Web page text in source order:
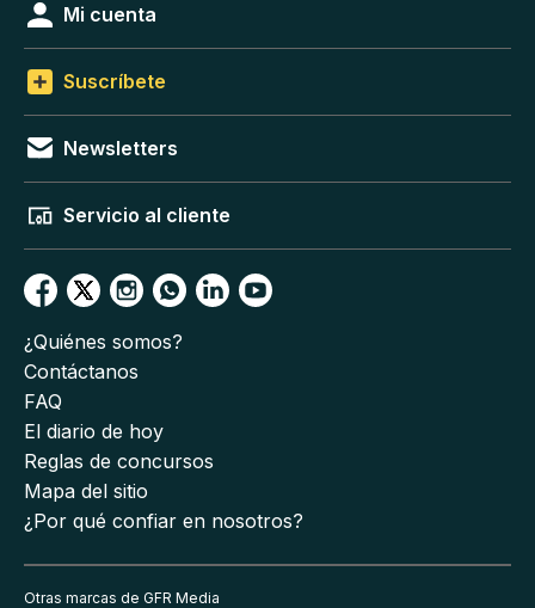
Mi cuenta
Suscríbete
Newsletters
Servicio al cliente
¿Quiénes somos?
Contáctanos
FAQ
El diario de hoy
Reglas de concursos
Mapa del sitio
¿Por qué confiar en nosotros?
Otras marcas de GFR Media